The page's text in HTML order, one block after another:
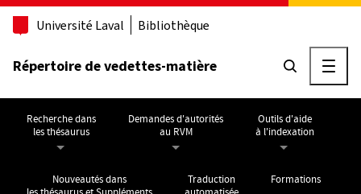
Université Laval Bibliothèque
Répertoire de vedettes-matière
Recherche dans
les thésaurus
Demandes d'autorités
au RVM
Outils d'aide
à l'indexation
Nouveautés dans
Traduction
Formations